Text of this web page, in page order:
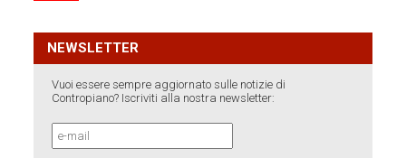
NEWSLETTER
Vuoi essere sempre aggiornato sulle notizie di
Contropiano? Iscriviti alla nostra newsletter: